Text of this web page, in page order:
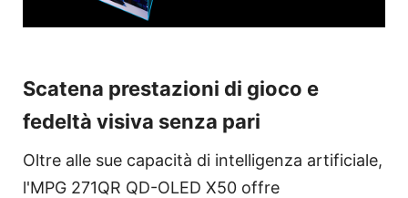
Scatena prestazioni di gioco e
fedeltà visiva senza pari
Oltre alle sue capacità di intelligenza artificiale,
l'MPG 271QR QD-OLED X50 offre